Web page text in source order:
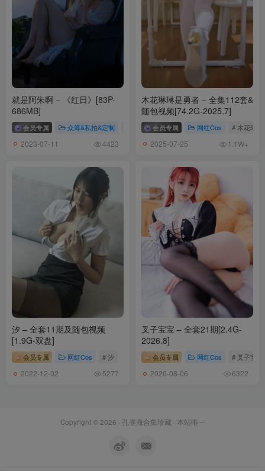
就是阿朱啊 – 《红日》[83P-
686MB]
会员专属 众筹&私拍&定制 # 就是阿朱啊
2023-07-11 4423
木花琳琳是勇者 – 全集112套&
随包视频[74.2G-2025.7]
会员专属 网红Cos # 木花琳琳
2025-07-25 1.1W+
汐 – 全套11期及随包视频
[1.9G-双盘]
会员专属 网红Cos # 汐
2022-12-02 5277
叉子宝宝 – 全套21期[2.4G-
2026.8]
会员专属 网红Cos # 叉子宝宝
2026-08-06 6322
Copyright © 2026 · 孔雀海合集珍藏 · 本站唯一